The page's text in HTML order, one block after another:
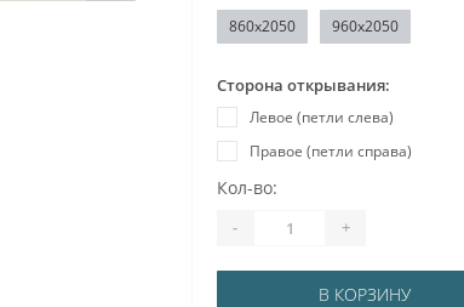
860x2050 960x2050
Сторона открывания:
Левое (петли слева)
Правое (петли справа)
Кол-во:
- +
В КОРЗИНУ